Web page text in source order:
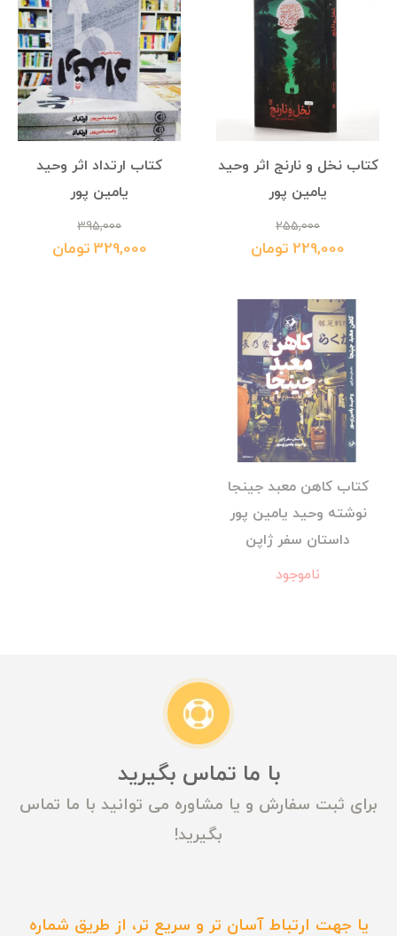
کتاب نخل و نارنج اثر وحید
یامین پور
255,000
229,000 تومان
کتاب ارتداد اثر وحید
یامین پور
395,000
329,000 تومان
کتاب کاهن معبد جینجا
نوشته وحید یامین پور
داستان سفر ژاپن
ناموجود
با ما تماس بگیرید
برای ثبت سفارش و یا مشاوره می توانید با ما تماس
بگیرید!
یا جهت ارتباط آسان تر و سریع تر، از طریق شماره